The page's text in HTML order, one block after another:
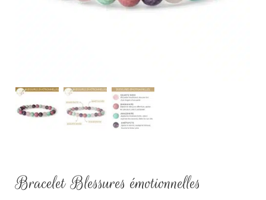
Bracelet Blessures émotionnelles